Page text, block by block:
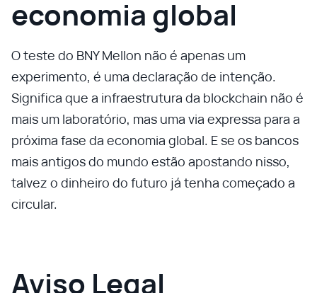
economia global
O teste do BNY Mellon não é apenas um
experimento, é uma declaração de intenção.
Significa que a infraestrutura da blockchain não é
mais um laboratório, mas uma via expressa para a
próxima fase da economia global. E se os bancos
mais antigos do mundo estão apostando nisso,
talvez o dinheiro do futuro já tenha começado a
circular.
Aviso Legal